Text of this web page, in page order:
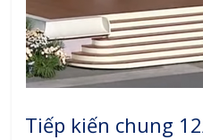
Tiếp kiến chung